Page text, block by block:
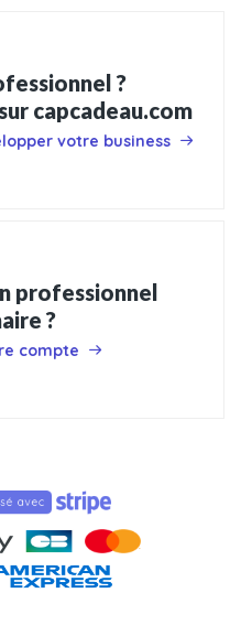
?
capcadeau.com
votre business
professionnel
?
compte